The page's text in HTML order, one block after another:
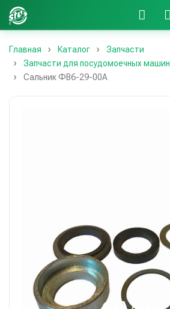
Главная Каталог
Запчасти
Запчасти для посудомоечных машин
Сальник ФВ6-29-00А